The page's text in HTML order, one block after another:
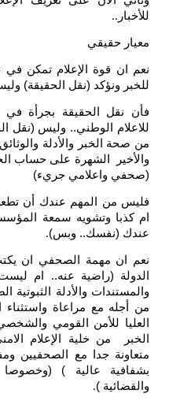
الإعلام تمكن في نقل
(نقل الحقيقة) وليس (نقل
الحقيقة بجرأة في الإعلام هو
الوطني.. وليس (نقل الخبر) لمجرد
والأدلة والوثائق هل هي
الشهرة على حساب الحقيقة ويظن
جريء)
المهم عندك أن تطعن باجهزة
وتشويه سمعة المؤسسات
وبس).
مهمة الصحفي ان يكتب بجرأة
(راضية عنه.. ام ليست راضية )
والأدلة الثبوتية الصحيحة
مع مراعاة واستثناء المواضيع
للأمن القومي والشخصي للوطن
خلية الإعلام الامني قبل
جدا مع الصحفيين ومفتوحة
عالية ) (وخصوصا في أدوار
.